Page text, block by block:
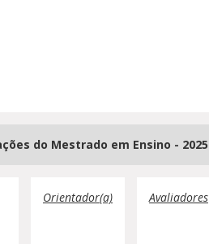
do Mestrado em Ensino - 2025
Orientador(a) Avaliadores